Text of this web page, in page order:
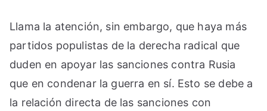
Llama la atención, sin embargo, que haya más
partidos populistas de la derecha radical que
duden en apoyar las sanciones contra Rusia
que en condenar la guerra en sí. Esto se debe a
la relación directa de las sanciones con